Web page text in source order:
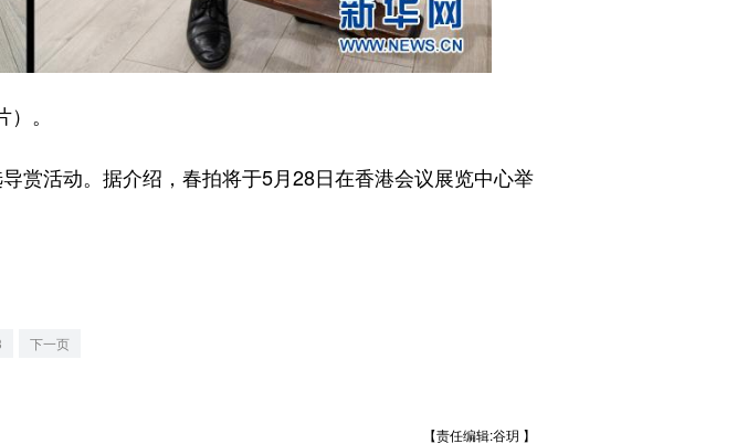
。
活动。据介绍，春拍将于5月28日在香港会议展览中心举
下一页
【责任编辑:谷玥 】